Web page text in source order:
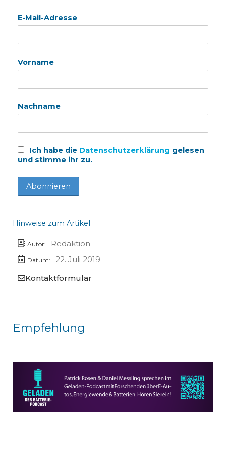
E-Mail-Adresse
Vorname
Nachname
Ich habe die Datenschutzerklärung gelesen
und stimme ihr zu.
Hinweise zum Artikel
Autor: Redaktion
Datum:
22. Juli 2019
Kontaktformular
Empfehlung